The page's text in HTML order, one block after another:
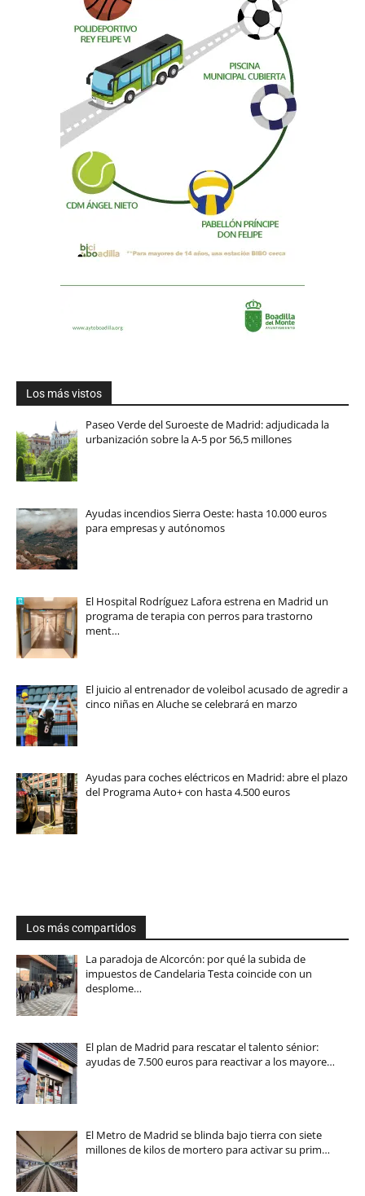
Los más vistos
Paseo Verde del Suroeste de Madrid: adjudicada la
urbanización sobre la A-5 por 56,5 millones
Ayudas incendios Sierra Oeste: hasta 10.000 euros
para empresas y autónomos
El Hospital Rodríguez Lafora estrena en Madrid un
programa de terapia con perros para trastorno
ment…
El juicio al entrenador de voleibol acusado de agredir a
cinco niñas en Aluche se celebrará en marzo
Ayudas para coches eléctricos en Madrid: abre el plazo
del Programa Auto+ con hasta 4.500 euros
Los más compartidos
La paradoja de Alcorcón: por qué la subida de
impuestos de Candelaria Testa coincide con un
desplome…
El plan de Madrid para rescatar el talento sénior:
ayudas de 7.500 euros para reactivar a los mayore…
El Metro de Madrid se blinda bajo tierra con siete
millones de kilos de mortero para activar su prim…